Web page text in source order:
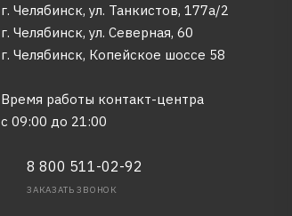
г. Челябинск, ул. Танкистов, 177а/2
г. Челябинск, ул. Северная, 60
г. Челябинск, Копейское шоссе 58
Время работы контакт-центра
с 09:00 до 21:00
8 800 511-02-92
ЗАКАЗАТЬ ЗВОНОК